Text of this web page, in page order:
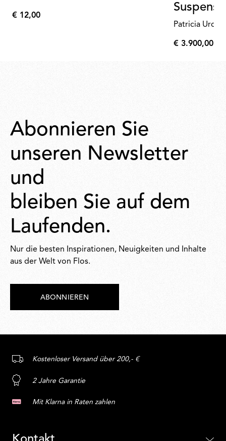
€
€ 12,00
Patricia
€
€ 3.900,00
Abonnieren Sie
unseren Newsletter
und
bleiben Sie auf dem
Laufenden.
Nur die besten Inspirationen, Neuigkeiten und Inhalte
aus der Welt von Flos.
ABONNIEREN
Kostenloser Versand über 200,- €
2 Jahre Garantie
Mit Klarna in Raten zahlen